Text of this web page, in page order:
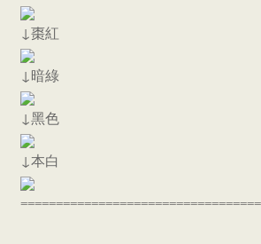
↓棗紅
↓暗綠
↓黑色
↓本白